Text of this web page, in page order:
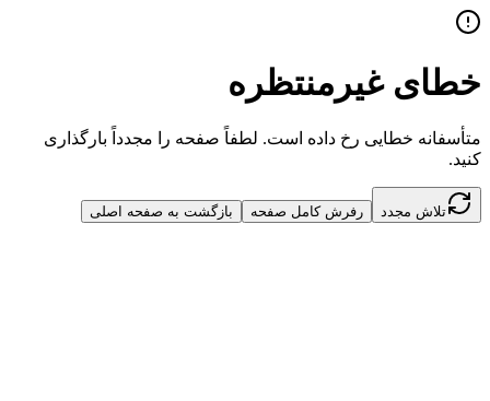
خطای غیرمنتظره
متأسفانه خطایی رخ داده است. لطفاً صفحه را مجدداً بارگذاری
کنید.
تلاش مجدد رفرش کامل صفحه بازگشت به صفحه اصلی